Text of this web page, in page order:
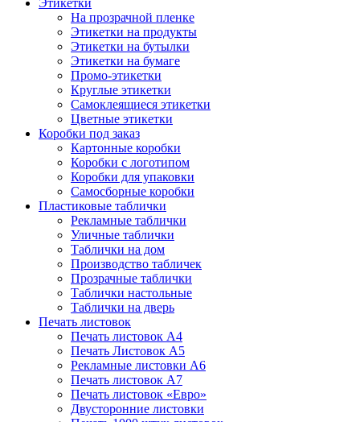
На прозрачной пленке
Этикетки на продукты
Этикетки на бутылки
Этикетки на бумаге
Промо-этикетки
Круглые этикетки
Самоклеящиеся этикетки
Цветные этикетки
Коробки под заказ
Картонные коробки
Коробки с логотипом
Коробки для упаковки
Самосборные коробки
Пластиковые таблички
Рекламные таблички
Уличные таблички
Таблички на дом
Производство табличек
Прозрачные таблички
Таблички настольные
Таблички на дверь
Печать листовок
Печать листовок А4
Печать Листовок А5
Рекламные листовки А6
Печать листовок А7
Печать листовок «Евро»
Двусторонние листовки